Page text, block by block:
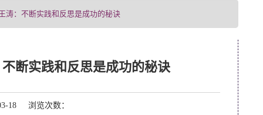
涛：不断实践和反思是成功的秘诀
断实践和反思是成功的秘诀
18 浏览次数：